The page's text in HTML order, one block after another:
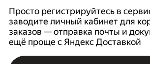
Просто регистрируйтесь в
заводите личный кабинет для
заказов — отправка почты и
ещё проще с Яндекс Доставкой